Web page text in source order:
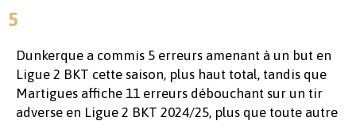
5
Dunkerque a commis 5 erreurs amenant à un but en
Ligue 2 BKT cette saison, plus haut total, tandis que
Martigues affiche 11 erreurs débouchant sur un tir
adverse en Ligue 2 BKT 2024/25, plus que toute autre